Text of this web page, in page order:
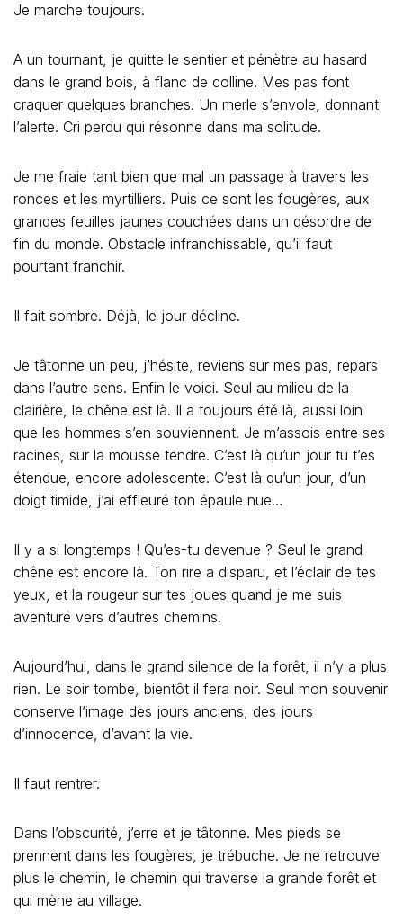
Je marche toujours.
A un tournant, je quitte le sentier et pénètre au hasard
dans le grand bois, à flanc de colline. Mes pas font
craquer quelques branches. Un merle s’envole, donnant
l’alerte. Cri perdu qui résonne dans ma solitude.
Je me fraie tant bien que mal un passage à travers les
ronces et les myrtilliers. Puis ce sont les fougères, aux
grandes feuilles jaunes couchées dans un désordre de
fin du monde. Obstacle infranchissable, qu’il faut
pourtant franchir.
Il fait sombre. Déjà, le jour décline.
Je tâtonne un peu, j’hésite, reviens sur mes pas, repars
dans l’autre sens. Enfin le voici. Seul au milieu de la
clairière, le chêne est là. Il a toujours été là, aussi loin
que les hommes s’en souviennent. Je m’assois entre ses
racines, sur la mousse tendre. C’est là qu’un jour tu t’es
étendue, encore adolescente. C’est là qu’un jour, d’un
doigt timide, j’ai effleuré ton épaule nue…
Il y a si longtemps ! Qu’es-tu devenue ? Seul le grand
chêne est encore là. Ton rire a disparu, et l’éclair de tes
yeux, et la rougeur sur tes joues quand je me suis
aventuré vers d’autres chemins.
Aujourd’hui, dans le grand silence de la forêt, il n’y a plus
rien. Le soir tombe, bientôt il fera noir. Seul mon souvenir
conserve l’image des jours anciens, des jours
d’innocence, d’avant la vie.
Il faut rentrer.
Dans l’obscurité, j’erre et je tâtonne. Mes pieds se
prennent dans les fougères, je trébuche. Je ne retrouve
plus le chemin, le chemin qui traverse la grande forêt et
qui mène au village.